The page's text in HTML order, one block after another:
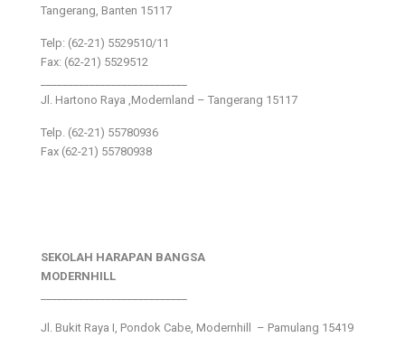
Tangerang, Banten 15117
Telp: (62-21) 5529510/11
Fax: (62-21) 5529512
Jl. Hartono Raya ,Modernland – Tangerang 15117
Telp. (62-21) 55780936
Fax (62-21) 55780938
SEKOLAH HARAPAN BANGSA
MODERNHILL
Jl. Bukit Raya I, Pondok Cabe, Modernhill – Pamulang 15419